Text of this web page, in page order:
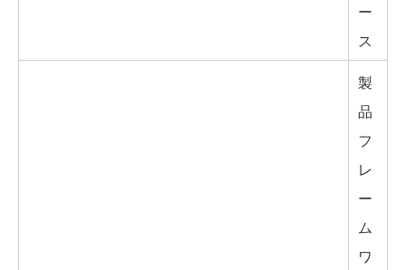
ー
ス
製
品
フ
レ
ー
ム
ワ